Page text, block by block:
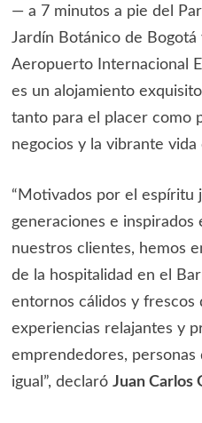
— a 7 minutos a pie del
Jardín Botánico de Bogotá
Aeropuerto Internacional
es un alojamiento
tanto para el placer como
negocios y la vibrante
“Motivados por el espíritu
generaciones e inspirados
nuestros clientes, hemos
de la hospitalidad en el
entornos cálidos y frescos
experiencias relajantes y
emprendedores,
igual”, declaró Juan Carlos